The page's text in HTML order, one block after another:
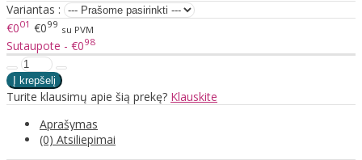
Variantas :
€001 €099 su PVM
Sutaupote - €098
Turite klausimų apie šią prekę? Klauskite
Aprašymas
(0) Atsiliepimai